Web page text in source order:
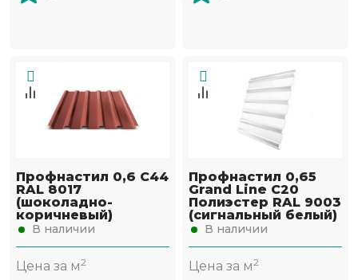
Профнастил 0,6 С44
RAL 8017
(шоколадно-
коричневый)
В наличии
Цена за м2
Профнастил 0,65
Grand Line С20
Полиэстер RAL 9003
(сигнальный белый)
В наличии
Цена за м2